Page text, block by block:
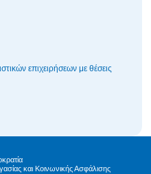
επιχειρήσεων με θέσεις
και Κοινωνικής Ασφάλισης